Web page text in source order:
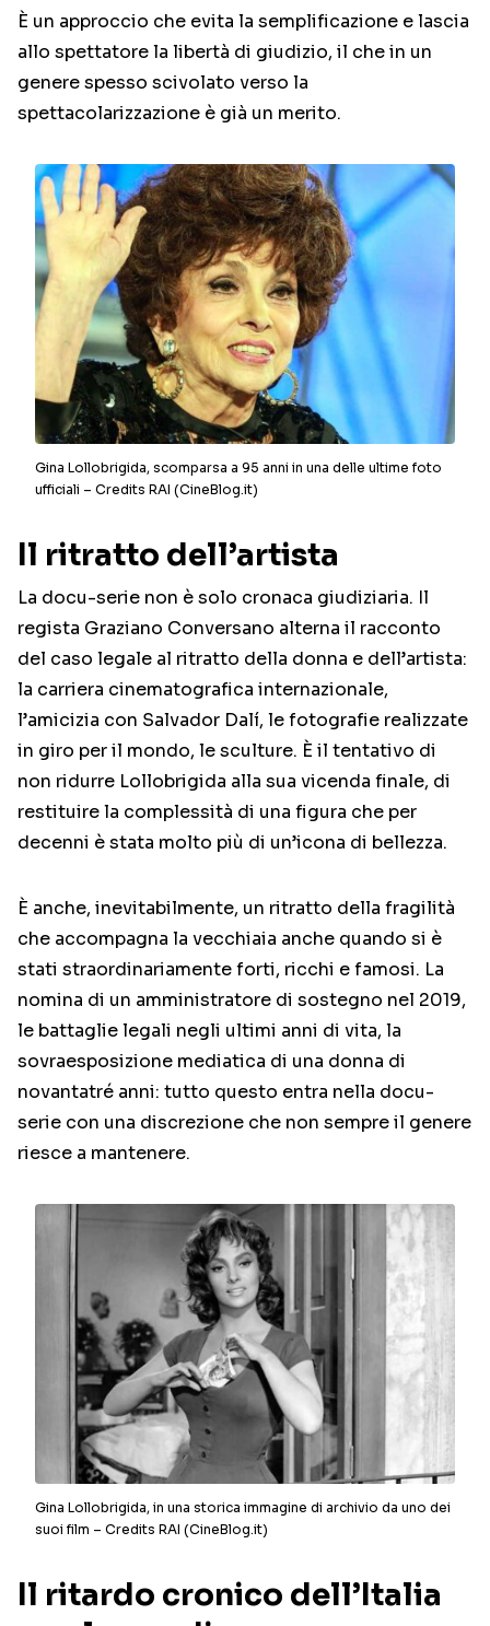
È un approccio che evita la semplificazione e lascia
allo spettatore la libertà di giudizio, il che in un
genere spesso scivolato verso la
spettacolarizzazione è già un merito.
Gina Lollobrigida, scomparsa a 95 anni in una delle ultime foto
ufficiali – Credits RAI (CineBlog.it)
Il ritratto dell’artista
La docu-serie non è solo cronaca giudiziaria. Il
regista Graziano Conversano alterna il racconto
del caso legale al ritratto della donna e dell’artista:
la carriera cinematografica internazionale,
l’amicizia con Salvador Dalí, le fotografie realizzate
in giro per il mondo, le sculture. È il tentativo di
non ridurre Lollobrigida alla sua vicenda finale, di
restituire la complessità di una figura che per
decenni è stata molto più di un’icona di bellezza.
È anche, inevitabilmente, un ritratto della fragilità
che accompagna la vecchiaia anche quando si è
stati straordinariamente forti, ricchi e famosi. La
nomina di un amministratore di sostegno nel 2019,
le battaglie legali negli ultimi anni di vita, la
sovraesposizione mediatica di una donna di
novantatré anni: tutto questo entra nella docu-
serie con una discrezione che non sempre il genere
riesce a mantenere.
Gina Lollobrigida, in una storica immagine di archivio da uno dei
suoi film – Credits RAI (CineBlog.it)
Il ritardo cronico dell’Italia